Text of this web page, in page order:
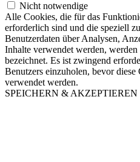
Nicht notwendige
Alle Cookies, die für das
erforderlich sind und die speziell
Benutzerdaten über Analysen,
Inhalte verwendet werden,
bezeichnet. Es ist zwingend
Benutzers einzuholen, bevor
verwendet werden.
SPEICHERN & AKZEPTIEREN